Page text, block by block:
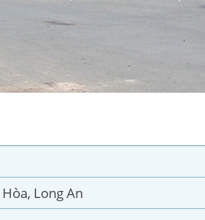
Long An